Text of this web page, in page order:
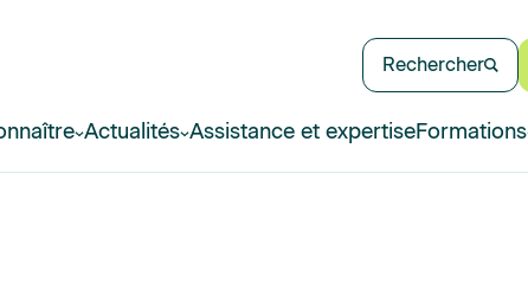
Rechercher
Actualités Assistance et expertiseFormations